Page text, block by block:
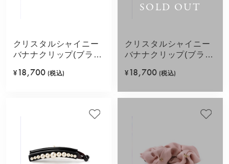
クリスタルシャイニー
バナナクリップ(ブラッ
¥ 18,700 (税込)
SOLD OUT
クリスタルシャイニー
バナナクリップ(ブラウ
¥ 18,700 (税込)